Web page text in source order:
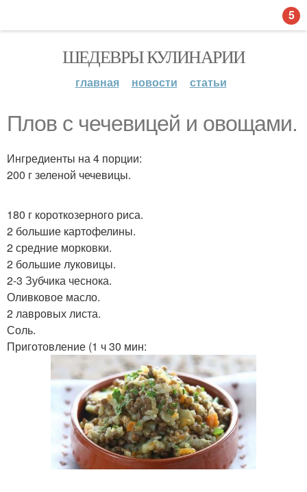
ШЕДЕВРЫ КУЛИНАРИИ
главная новости статьи
Плов с чечевицей и овощами.
Ингредиенты на 4 порции:
200 г зеленой чечевицы.
180 г короткозерного риса.
2 большие картофелины.
2 средние морковки.
2 большие луковицы.
2-3 Зубчика чеснока.
Оливковое масло.
2 лавровых листа.
Соль.
Приготовление (1 ч 30 мин:
5